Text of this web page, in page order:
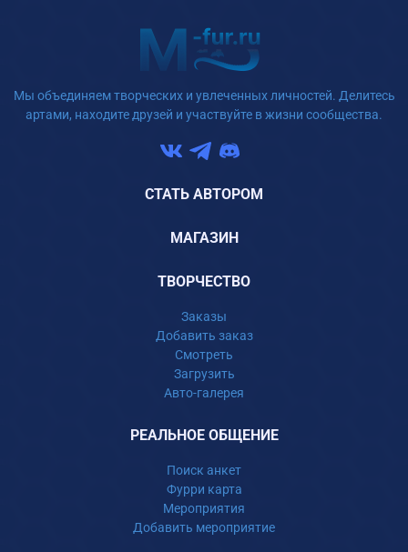
Мы объединяем творческих и увлеченных личностей. Делитесь
артами, находите друзей и участвуйте в жизни сообщества.
СТАТЬ АВТОРОМ
МАГАЗИН
ТВОРЧЕСТВО
Заказы
Добавить заказ
Смотреть
Загрузить
Авто-галерея
РЕАЛЬНОЕ ОБЩЕНИЕ
Поиск анкет
Фурри карта
Мероприятия
Добавить мероприятие